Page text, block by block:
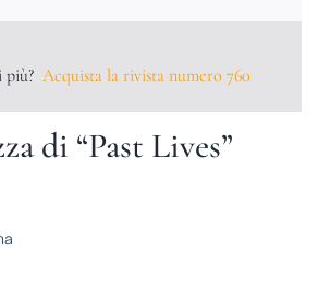
MONOGRAFICI
RECENSIONI
più? Acquista la rivista numero 760
di “Past Lives”